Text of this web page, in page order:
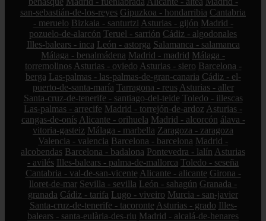
san-sebastián-de-los-reyes Gipuzkoa - hondarribia Cantabria
- meruelo Bizkaia - santurtzi Asturias - gijón Madrid -
pozuelo-de-alarcón Teruel - sarrión Cádiz - algodonales
Illes-balears - inca León - astorga Salamanca - salamanca
Málaga - benalmádena Madrid - madrid Málaga -
torremolinos Asturias - oviedo Asturias - siero Barcelona -
berga Las-palmas - las-palmas-de-gran-canaria Cádiz - el-
puerto-de-santa-maría Tarragona - reus Asturias - aller
Santa-cruz-de-tenerife - santiago-del-teide Toledo - illescas
Las-palmas - arrecife Madrid - torrejón-de-ardoz Asturias -
cangas-de-onís Alicante - orihuela Madrid - alcorcón álava -
vitoria-gasteiz Málaga - marbella Zaragoza - zaragoza
Valencia - valencia Barcelona - barcelona Madrid -
alcobendas Barcelona - badalona Pontevedra - lalín Asturias
- avilés Illes-balears - palma-de-mallorca Toledo - seseña
Cantabria - val-de-san-vicente Alicante - alicante Girona -
lloret-de-mar Sevilla - sevilla León - sahagún Granada -
granada Cádiz - tarifa Lugo - viveiro Murcia - san-javier
Santa-cruz-de-tenerife - tacoronte Asturias - grado Illes-
balears - santa-eulària-des-riu Madrid - alcalá-de-henares